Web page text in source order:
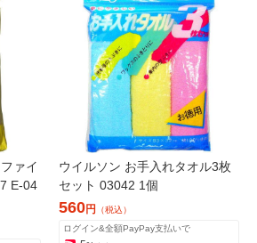
ァイ
E-04
ウイルソン お手入れタオル3枚
セット 03042 1個
560円
（税込）
ログイン&全額PayPay支払いで